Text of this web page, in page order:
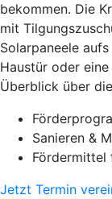
bekommen. Die
mit
Solarpaneele
Haustür oder
Überblick über
Sanieren &
Fördermittel
Jetzt Termin